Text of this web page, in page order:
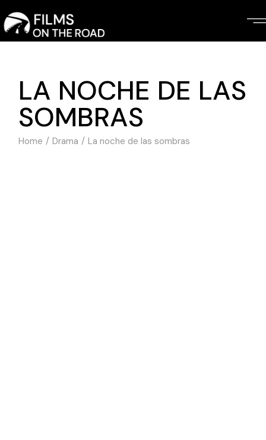
to
the
content
LA NOCHE DE LAS
SOMBRAS
Home Drama La noche de las sombras